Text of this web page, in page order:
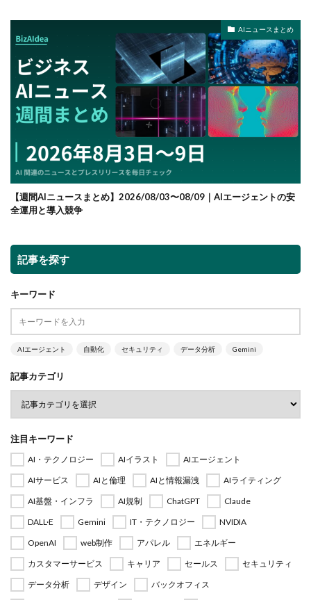
AIニュースまとめ
【週間AIニュースまとめ】2026/08/03〜08/09｜AIエージェントの安
全運用と導入競争
記事を探す
キーワード
AIエージェント 自動化 セキュリティ データ分析 Gemini
記事カテゴリ
注目キーワード
AI・テクノロジー AIイラスト
AIエージェント
AIサービス
AIと倫理 AIと情報漏洩
AIライティング
AI基盤・インフラ
AI規制 ChatGPT
Claude
DALL·E
Gemini IT・テクノロジー
NVIDIA
OpenAI
web制作 アパレル
エネルギー
カスタマーサービス
キャリア セールス
セキュリティ
データ分析
デザイン
バックオフィス